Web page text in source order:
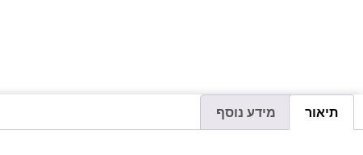
תיאור מידע נוסף